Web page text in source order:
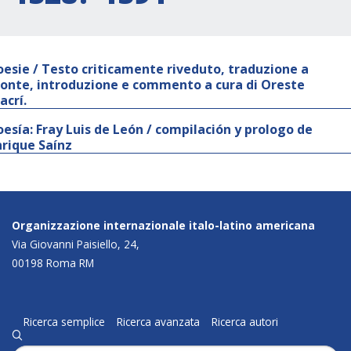
/ Testo criticamente riveduto, traduzione a
introduzione e commento a cura di Oreste
Fray Luis de León / compilación y prologo de
Saínz
Organizzazione internazionale italo-latino americana
Via Giovanni Paisiello, 24,
00198 Roma RM
Ricerca semplice Ricerca avanzata Ricerca autori
q